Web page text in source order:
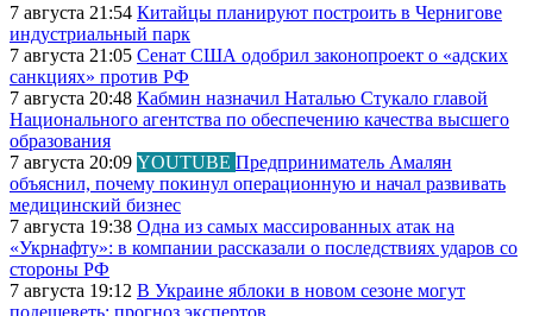
7 августа 21:54 Китайцы планируют построить в Чернигове
индустриальный парк
7 августа 21:05 Сенат США одобрил законопроект о «адских
санкциях» против РФ
7 августа 20:48 Кабмин назначил Наталью Стукало главой
Национального агентства по обеспечению качества высшего
образования
7 августа 20:09 YOUTUBE Предприниматель Амалян
объяснил, почему покинул операционную и начал развивать
медицинский бизнес
7 августа 19:38 Одна из самых массированных атак на
«Укрнафту»: в компании рассказали о последствиях ударов со
стороны РФ
7 августа 19:12 В Украине яблоки в новом сезоне могут
подешеветь: прогноз экспертов